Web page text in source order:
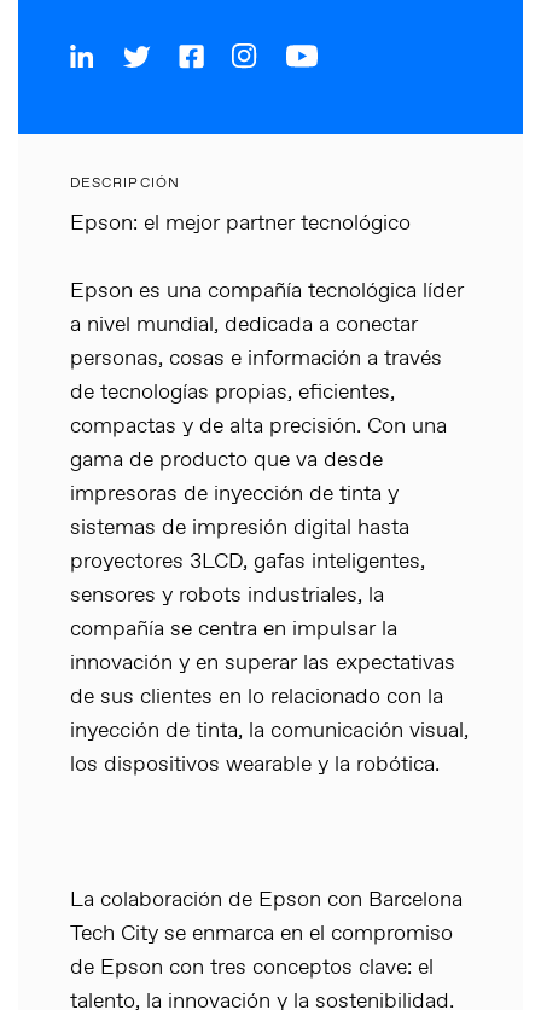
DESCRIPCIÓN
Epson: el mejor partner tecnológico
Epson es una compañía tecnológica líder
a nivel mundial, dedicada a conectar
personas, cosas e información a través
de tecnologías propias, eficientes,
compactas y de alta precisión. Con una
gama de producto que va desde
impresoras de inyección de tinta y
sistemas de impresión digital hasta
proyectores 3LCD, gafas inteligentes,
sensores y robots industriales, la
compañía se centra en impulsar la
innovación y en superar las expectativas
de sus clientes en lo relacionado con la
inyección de tinta, la comunicación visual,
los dispositivos wearable y la robótica.
La colaboración de Epson con Barcelona
Tech City se enmarca en el compromiso
de Epson con tres conceptos clave: el
talento, la innovación y la sostenibilidad.